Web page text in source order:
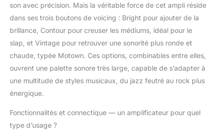
son avec précision. Mais la véritable force de cet ampli réside
dans ses trois boutons de voicing : Bright pour ajouter de la
brillance, Contour pour creuser les médiums, idéal pour le
slap, et Vintage pour retrouver une sonorité plus ronde et
chaude, typée Motown. Ces options, combinables entre elles,
ouvrent une palette sonore très large, capable de s’adapter à
une multitude de styles musicaux, du jazz feutré au rock plus
énergique.
Fonctionnalités et connectique — un amplificateur pour quel
type d’usage ?